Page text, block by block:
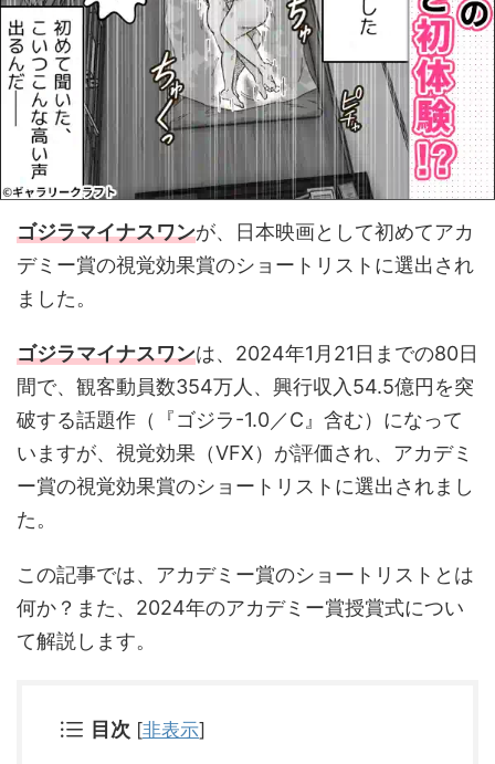
ゴジラマイナスワンが、日本映画として初めてアカ
デミー賞の視覚効果賞のショートリストに選出され
ました。
ゴジラマイナスワンは、2024年1月21日までの80日
間で、観客動員数354万人、興行収入54.5億円を突
破する話題作（『ゴジラ-1.0／C』含む）になって
いますが、視覚効果（VFX）が評価され、アカデミ
ー賞の視覚効果賞のショートリストに選出されまし
た。
この記事では、アカデミー賞のショートリストとは
何か？また、2024年のアカデミー賞授賞式につい
て解説します。
目次 [非表示]